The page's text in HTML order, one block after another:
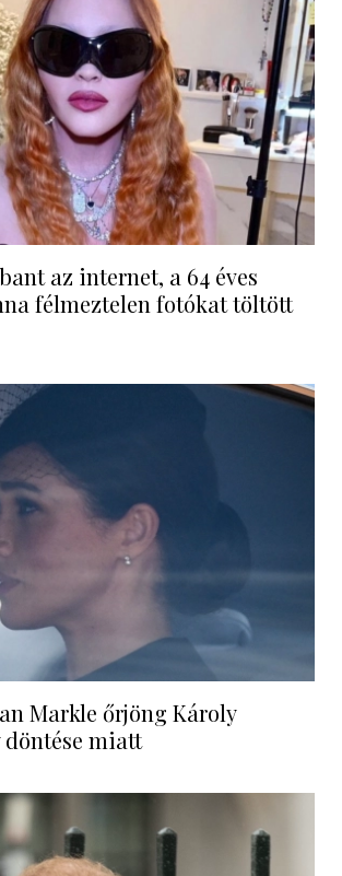
az internet, a 64 éves
félmeztelen fotókat töltött
Markle őrjöng Károly
miatt